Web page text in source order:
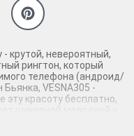
- крутой, невероятный,
рингтон, который
телефона (андроид/
VESNA305 -
эту красоту бесплатно,
шикарной мелодией у
кто скачает